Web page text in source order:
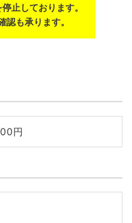
止しております。
認も承ります。
円